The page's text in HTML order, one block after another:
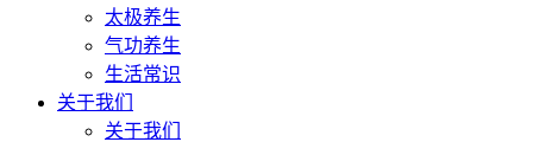
太极养生
气功养生
生活常识
关于我们
关于我们